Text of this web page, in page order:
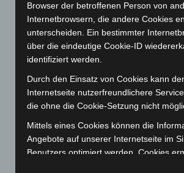
Januar 2023(140)
Dezember 2022
(130)
November 2022(167)
Oktober 2022(166)
September 2022(205)
August 2022 (166)
Juni 2022(167)
Mai 2022(177)
Browser der betroffenen Person von
Internetbrowsern, die andere Cookies
unterscheiden. Ein bestimmter
über die eindeutige Cookie-ID
identifiziert werden.
Durch den Einsatz von Cookies kann
Internetseite nutzerfreundlichere
die ohne die Cookie-Setzung nicht
Mittels eines Cookies können die
Angebote auf unserer Internetseite im
Benutzers optimiert werden. Cookies